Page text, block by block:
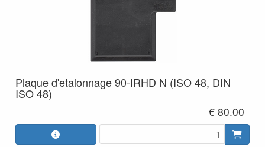
Plaque d'etalonnage 90-IRHD N (ISO 48, DIN
ISO 48)
€ 80.00